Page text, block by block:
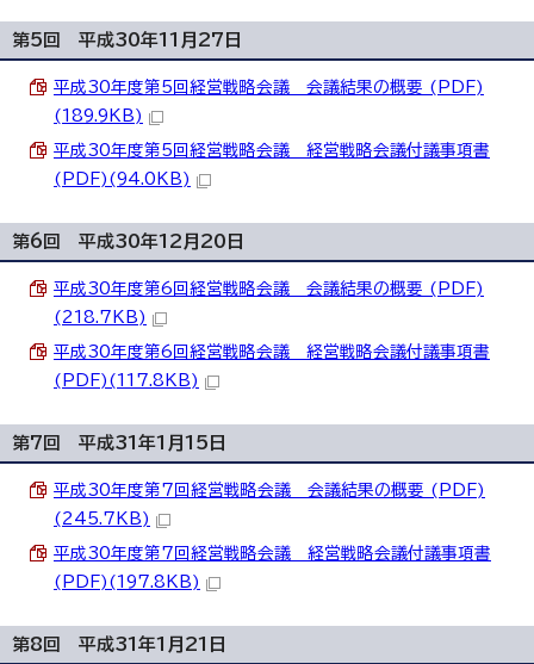
第5回 平成30年11月27日
平成30年度第5回経営戦略会議 会議結果の概要 (PDF)
(189.9KB)
平成30年度第5回経営戦略会議 経営戦略会議付議事項書
(PDF)(94.0KB)
第6回 平成30年12月20日
平成30年度第6回経営戦略会議 会議結果の概要 (PDF)
(218.7KB)
平成30年度第6回経営戦略会議 経営戦略会議付議事項書
(PDF)(117.8KB)
第7回 平成31年1月15日
平成30年度第7回経営戦略会議 会議結果の概要 (PDF)
(245.7KB)
平成30年度第7回経営戦略会議 経営戦略会議付議事項書
(PDF)(197.8KB)
第8回 平成31年1月21日